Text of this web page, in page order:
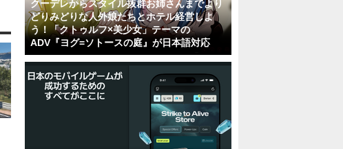
クーデレからスタイル抜群お姉さんまでより
どりみどりな人外娘たちとホテル経営しよ
う！「クトゥルフ×美少女」テーマの
ADV『ヨグ=ソトースの庭』が日本語対応